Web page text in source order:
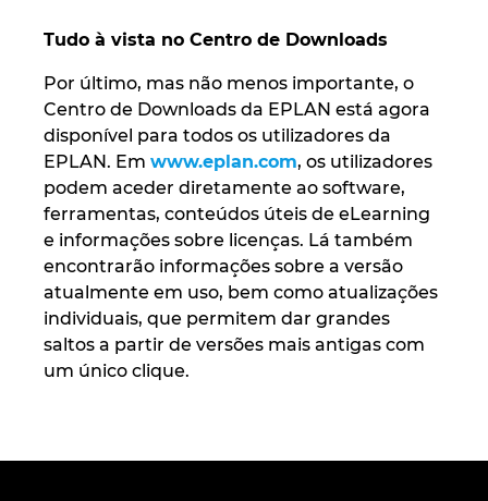
Tudo à vista no Centro de Downloads
Por último, mas não menos importante, o
Centro de Downloads da EPLAN está agora
disponível para todos os utilizadores da
EPLAN. Em www.eplan.com, os utilizadores
podem aceder diretamente ao software,
ferramentas, conteúdos úteis de eLearning
e informações sobre licenças. Lá também
encontrarão informações sobre a versão
atualmente em uso, bem como atualizações
individuais, que permitem dar grandes
saltos a partir de versões mais antigas com
um único clique.